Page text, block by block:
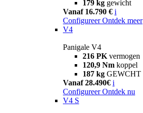
179 kg gewicht
Vanaf 16.790 € i
Configureer Ontdek meer
V4
Panigale V4
216 PK vermogen
120,9 Nm koppel
187 kg GEWCHT
Vanaf 28.490€ i
Configureer Ontdek nu
V4 S